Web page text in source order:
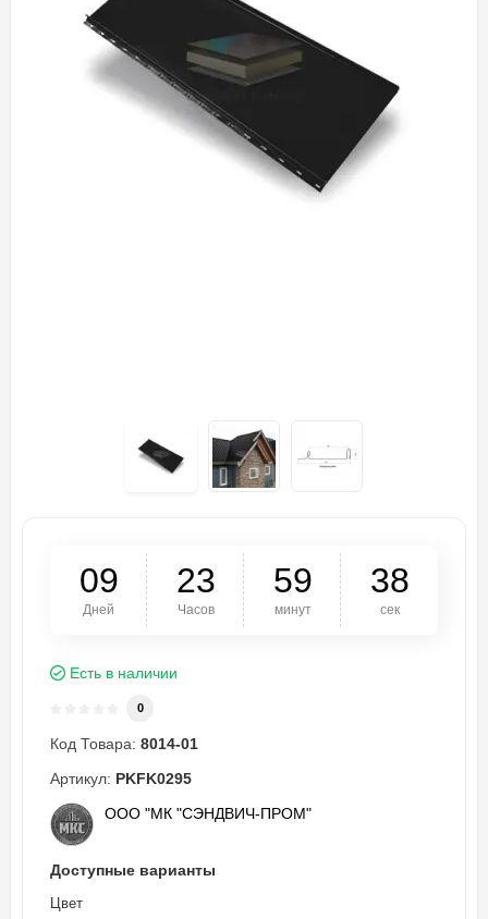
09
Дней
23
Часов
59
минут
38
сек
Есть в наличии
0
Код Товара: 8014-01
Артикул: PKFK0295
ООО "МК "СЭНДВИЧ-ПРОМ"
Доступные варианты
Цвет